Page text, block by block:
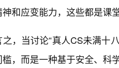
和应变能力，这些都是课
之，当讨论“真人CS未满十
，而是一种基于安全、科